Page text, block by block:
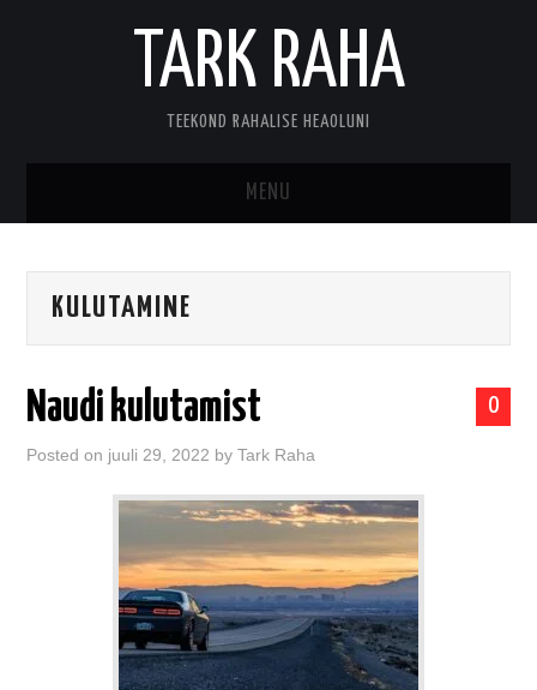
TARK RAHA
TEEKOND RAHALISE HEAOLUNI
MENU
KONTAKT
KULUTAMINE
0
Naudi kulutamist
Posted on juuli 29, 2022 byTark Raha